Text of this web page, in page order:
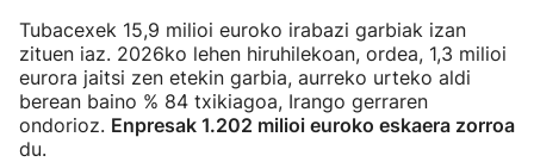
Tubacexek 15,9 milioi euroko irabazi garbiak izan
zituen iaz. 2026ko lehen hiruhilekoan, ordea, 1,3 milioi
eurora jaitsi zen etekin garbia, aurreko urteko aldi
berean baino % 84 txikiagoa, Irango gerraren
ondorioz. Enpresak 1.202 milioi euroko eskaera zorroa
du.